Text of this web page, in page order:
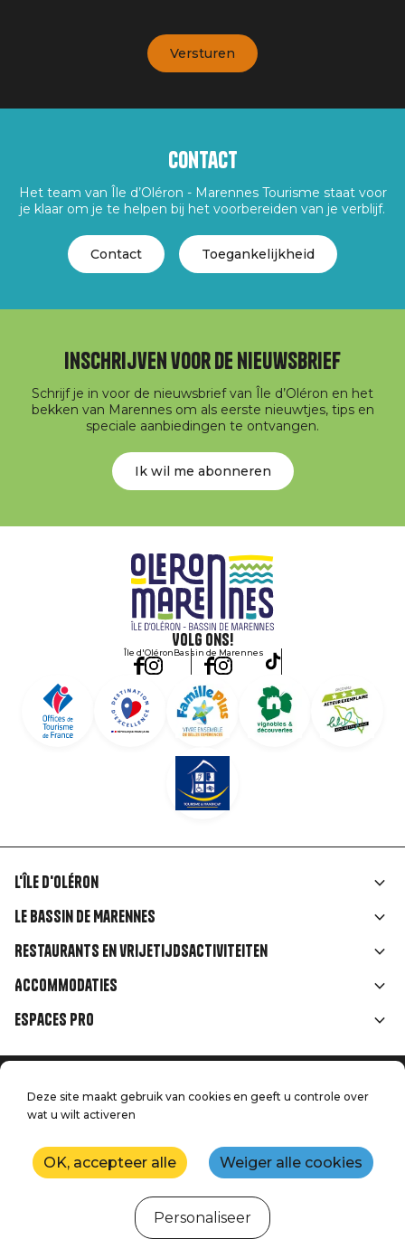
Contact
Het team van Île d’Oléron - Marennes Tourisme staat voor
je klaar om je te helpen bij het voorbereiden van je verblijf.
Contact Toegankelijkheid
Inschrijven voor de nieuwsbrief
Schrijf je in voor de nieuwsbrief van Île d’Oléron en het
bekken van Marennes om als eerste nieuwtjes, tips en
speciale aanbiedingen te ontvangen.
Ik wil me abonneren
Volg ons!
Île d'OléronBassin de Marennes
Liens
rubriques
L'île d'Oléron
Le Bassin de Marennes
Restaurants en vrijetijdsactiviteiten
Accommodaties
Espaces Pro
Menu
de
Juridische informatie
Druk op
Neem contact met ons op
Kaart
Productie: StudioJuillet
Deze site maakt gebruik van cookies en geeft u controle over
wat u wilt activeren
OK, accepteer alle Weiger alle cookies
Personaliseer